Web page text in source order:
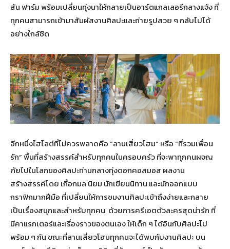
สัน ฟาร์ม พร้อมเปลี่ยนทุ่งนาให้กลายเป็นอาร์ตแกลเลอรีกลางแจ้ง ที่
ทุกคนสามารถเข้ามาสัมผัสงานศิลปะและถ่ายรูปสวย ๆ กลับไปได้
อย่างใกล้ชิด
อีกหนึ่งไฮไลต์ที่ไม่ควรพลาดคือ “ลานเสี่ยวโฮม” หรือ “ที่รวมเพื่อน
รัก” พื้นที่สร้างสรรค์สำหรับทุกคนในครอบครัว ที่จะพาทุกคนผจญ
ภัยไปในโลกของศิลปะท่ามกลางทุ่งดอกคอสมอส ผลงาน
สร้างสรรค์โดย เกื้อกมล นิยม นักเขียนนิทาน และนักออกแบบ
กราฟิกมากฝีมือ ที่เปลี่ยนให้การชมงานศิลปะเข้าถึงง่ายและกลาย
เป็นเรื่องสนุกและสำหรับทุกคน ด้วยการครีเอตตัวละครสุดน่ารัก ที่
มีคาแรกเตอร์และเรื่องราวของตนเอง ให้เด็ก ๆ ได้อินกับศิลปะไป
พร้อม ๆ กัน ขณะที่ลานเสี่ยวโฮมทุกคนจะได้พบกับงานศิลปะ บน